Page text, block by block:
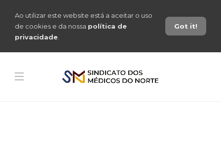
Ao utilizar este website está a aceitar o uso
de cookies e da nossa política de
privacidade
Got it!